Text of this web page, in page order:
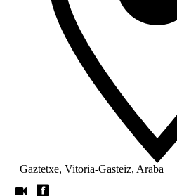
Gaztetxe, Vitoria-Gasteiz, Araba